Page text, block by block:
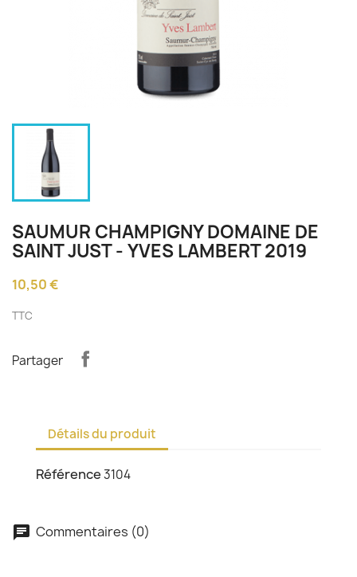
SAUMUR CHAMPIGNY DOMAINE DE
SAINT JUST - YVES LAMBERT 2019
10,50 €
TTC
Partager
Détails du produit
Référence3104
chat Commentaires (0)